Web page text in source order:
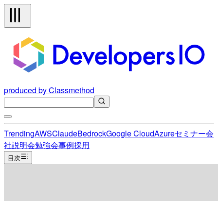
produced by Classmethod
TrendingAWSClaudeBedrockGoogle CloudAzureセミナー会
社説明会勉強会事例採用
目次